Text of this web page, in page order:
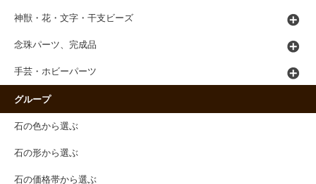
神獣・花・文字・干支ビーズ
念珠パーツ、完成品
手芸・ホビーパーツ
グループ
石の色から選ぶ
石の形から選ぶ
石の価格帯から選ぶ